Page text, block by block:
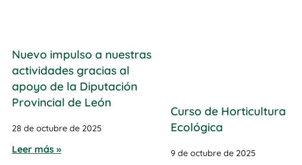
Nuevo impulso a nuestras
actividades gracias al
apoyo de la Diputación
Provincial de León
28 de octubre de 2025
Leer más »
Curso de Horticultura
Ecológica
9 de octubre de 2025